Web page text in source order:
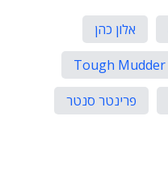
אלון כהן
Tough Mudder
פרינטר סנטר